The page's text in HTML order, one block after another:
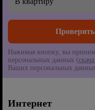
Нажимая кнопку, вы
персональных данных (
Ваших персональных
Интернет